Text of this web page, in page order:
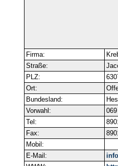
Firma:
Straße:
PLZ:
Ort:
Bundesland:
Vorwahl:
069
Tel:
Fax:
Mobil:
E-Mail: